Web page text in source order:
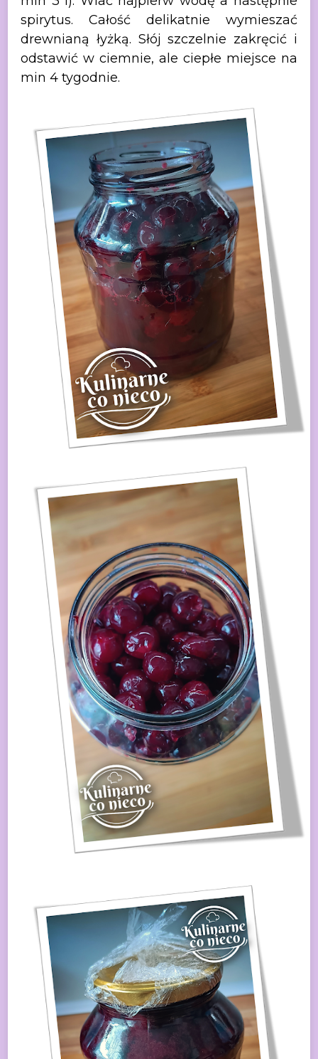
spirytus. Całość delikatnie wymieszać
drewnianą łyżką. Słój szczelnie zakręcić i
odstawić w ciemnie, ale ciepłe miejsce na
min 4 tygodnie.